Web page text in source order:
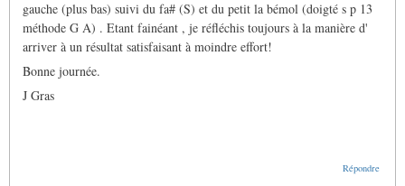
gauche (plus bas) suivi du fa# (S) et du petit la bémol (doigté s p 13
méthode G A) . Etant fainéant , je réfléchis toujours à la manière d'
arriver à un résultat satisfaisant à moindre effort!
Bonne journée.
J Gras
Répondre